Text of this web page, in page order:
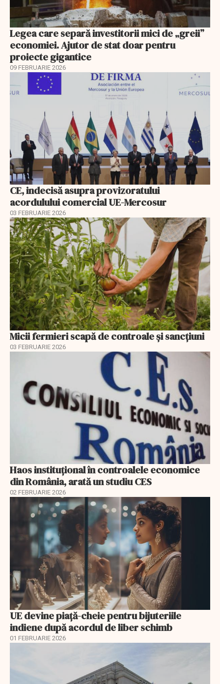
Legea care separă investitorii mici de „greii”
economiei. Ajutor de stat doar pentru
proiecte gigantice
09 FEBRUARIE 2026
CE, indecisă asupra provizoratului
acordulului comercial UE-Mercosur
03 FEBRUARIE 2026
Micii fermieri scapă de controale și sancțiuni
03 FEBRUARIE 2026
Haos instituțional în controalele economice
din România, arată un studiu CES
02 FEBRUARIE 2026
UE devine piață-cheie pentru bijuteriile
indiene după acordul de liber schimb
01 FEBRUARIE 2026